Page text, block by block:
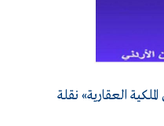
العقارية» نقلة